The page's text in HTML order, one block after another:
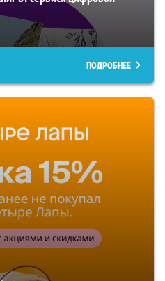
ПОДРОБНЕЕ